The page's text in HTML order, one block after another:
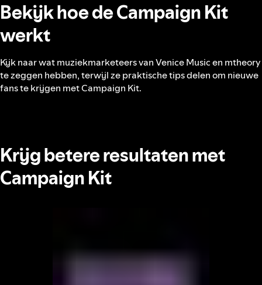
Bekijk hoe de Campaign Kit
werkt
Kijk naar wat muziekmarketeers van Venice Music en mtheory
te zeggen hebben, terwijl ze praktische tips delen om nieuwe
fans te krijgen met Campaign Kit.
Krijg betere resultaten met
Campaign Kit